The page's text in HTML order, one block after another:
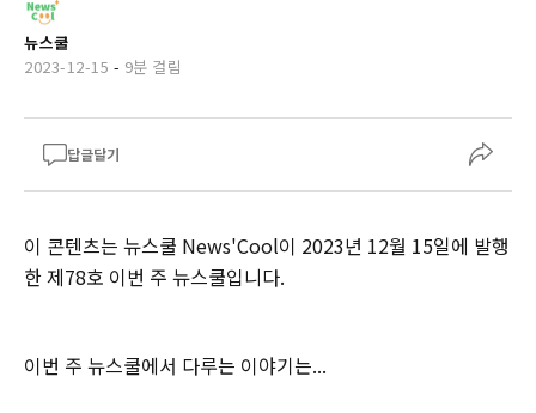
뉴스쿨
2023-12-15 - 9분 걸림
답글달기
이 콘텐츠는 뉴스쿨 News'Cool이 2023년 12월 15일에 발행
한 제78호 이번 주 뉴스쿨입니다.‌
이번 주 뉴스쿨에서 다루는 이야기는...